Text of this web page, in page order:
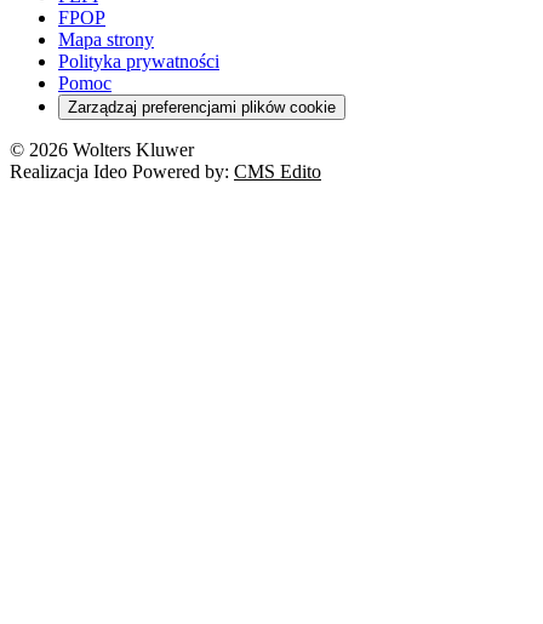
Kredyty
Cło
Deregulacja
Cyberbezpieczeństwo
Franczyza
Prawo autorskie
Szkoła i uczeń
Turystyka
Orzeczenia
RODO
FPOP
Mapa strony
Polityka prywatności
Pomoc
Zarządzaj preferencjami plików cookie
© 2026 Wolters Kluwer
Realizacja Ideo Powered by: CMS Edito